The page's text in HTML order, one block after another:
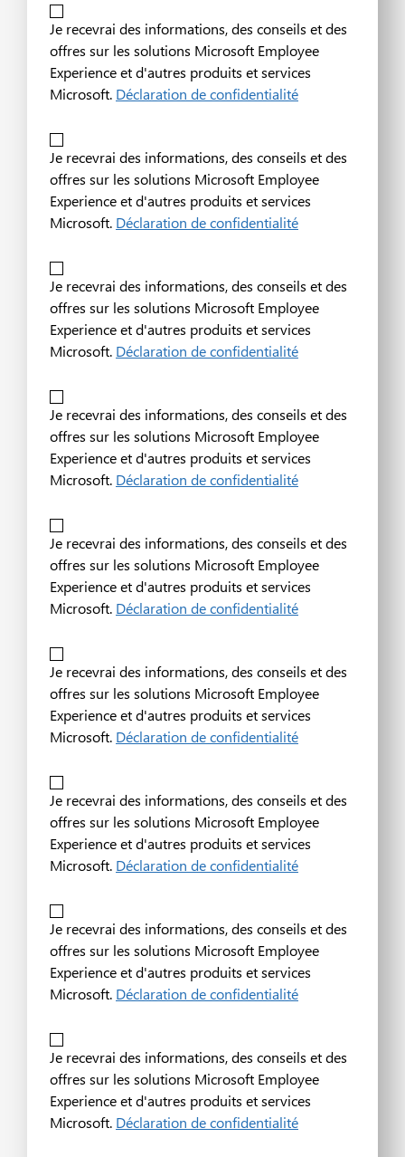
Je recevrai des informations, des conseils et des
offres sur les solutions Microsoft Employee
Experience et d'autres produits et services
Microsoft. Déclaration de confidentialité
Je recevrai des informations, des conseils et des
offres sur les solutions Microsoft Employee
Experience et d'autres produits et services
Microsoft. Déclaration de confidentialité
Je recevrai des informations, des conseils et des
offres sur les solutions Microsoft Employee
Experience et d'autres produits et services
Microsoft. Déclaration de confidentialité
Je recevrai des informations, des conseils et des
offres sur les solutions Microsoft Employee
Experience et d'autres produits et services
Microsoft. Déclaration de confidentialité
Je recevrai des informations, des conseils et des
offres sur les solutions Microsoft Employee
Experience et d'autres produits et services
Microsoft. Déclaration de confidentialité
Je recevrai des informations, des conseils et des
offres sur les solutions Microsoft Employee
Experience et d'autres produits et services
Microsoft. Déclaration de confidentialité
Je recevrai des informations, des conseils et des
offres sur les solutions Microsoft Employee
Experience et d'autres produits et services
Microsoft. Déclaration de confidentialité
Je recevrai des informations, des conseils et des
offres sur les solutions Microsoft Employee
Experience et d'autres produits et services
Microsoft. Déclaration de confidentialité
Je recevrai des informations, des conseils et des
offres sur les solutions Microsoft Employee
Experience et d'autres produits et services
Microsoft. Déclaration de confidentialité